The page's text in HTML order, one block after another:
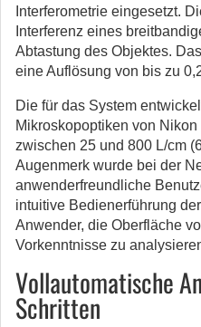
Interferometrie eingesetzt.
Interferenz eines
Abtastung des Objektes.
eine Auflösung von bis zu
Die für das System
Mikroskopoptiken von
zwischen 25 und 800 L/cm
Augenmerk wurde bei der
anwenderfreundliche
intuitive Bedienerführung
Anwender, die Oberfläche
Vorkenntnisse zu
Vollautomatische
Schritten